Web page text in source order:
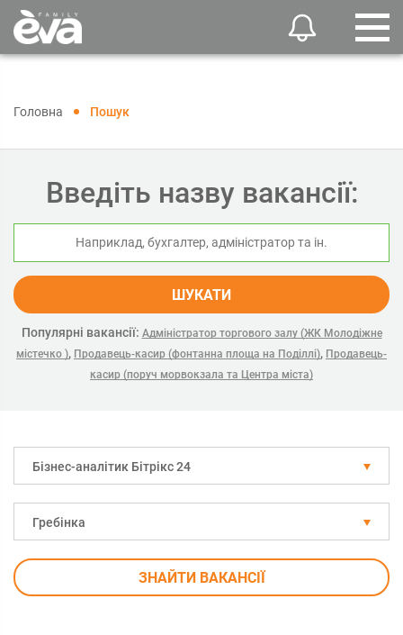
Головна Пошук
Введіть назву вакансії:
ШУКАТИ
Популярні вакансії: Адміністратор торгового залу (ЖК Молодіжне
містечко ), Продавець-касир (фонтанна площа на Поділлі), Продавець-
касир (поруч морвокзала та Центра міста)
Бізнес-аналітик Бітрікс 24
Гребінка
ЗНАЙТИ ВАКАНСІЇ